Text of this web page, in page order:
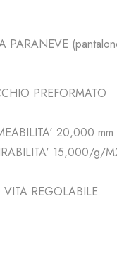
PARANEVE
PREFORMATO
20,000
15,000/g/
VITA REGOLABILE